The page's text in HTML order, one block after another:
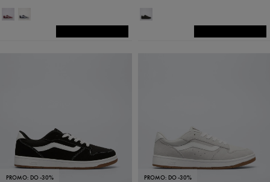
PROMO: DO -30% PROMO: DO -30%